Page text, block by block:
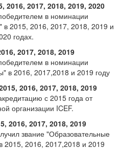
2016, 2017, 2018, 2019, 2020
в номинации
в 2015, 2016, 2017, 2018, 2019 и
годах.
2017, 2018, 2019
в номинации
в 2016, 2017,2018 и 2019 году
2016, 2017, 2018, 2019
с 2015 года от
организации ICEF.
2016, 2017, 2018, 2019
звание "Образовательные
2015, 2016, 2017,2018 и 2019